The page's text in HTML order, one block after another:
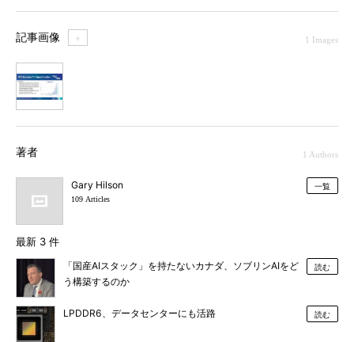
記事画像 ＋ 1 Images
著者 1 Authors
Gary Hilson
109 Articles
一覧
最新 3 件
「国産AIスタック」を持たないカナダ、ソブリンAIをど
う構築するのか
読む
LPDDR6、データセンターにも活路 読む